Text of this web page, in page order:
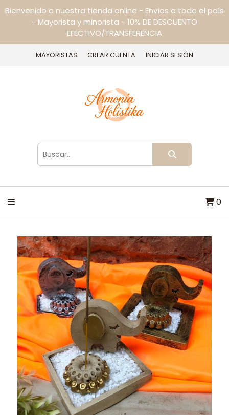
Bienvenido a nuestra tienda online - Envíos a todo el país
- Mayorista y minorista - 10% DE DESCUENTO
EFECTIVO/TRANSFERENCIA
MAYORISTAS CREAR CUENTA INICIAR SESIÓN
0